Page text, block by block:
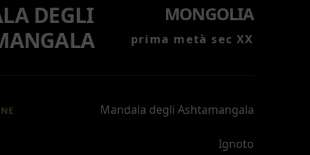
DEGLI
MONGOLIA
prima metà sec XX
Mandala degli Ashtamangala
Ignoto